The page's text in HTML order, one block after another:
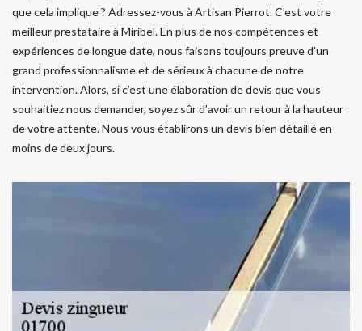
que cela implique ? Adressez-vous à Artisan Pierrot. C’est votre
meilleur prestataire à Miribel. En plus de nos compétences et
expériences de longue date, nous faisons toujours preuve d’un
grand professionnalisme et de sérieux à chacune de notre
intervention. Alors, si c’est une élaboration de devis que vous
souhaitiez nous demander, soyez sûr d’avoir un retour à la hauteur
de votre attente. Nous vous établirons un devis bien détaillé en
moins de deux jours.